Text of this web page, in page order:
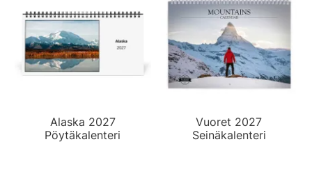
Alaska 2027
Pöytäkalenteri
Vuoret 2027
Seinäkalenteri